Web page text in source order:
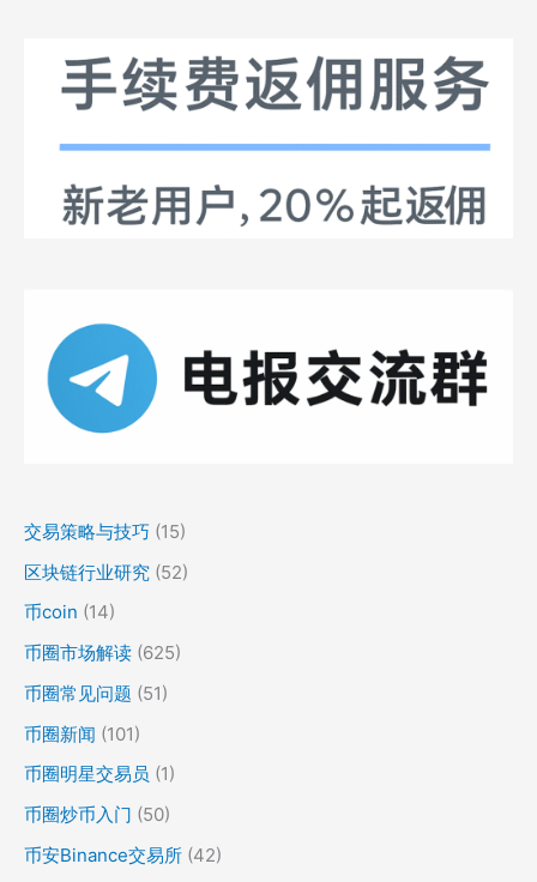
交易策略与技巧 (15)
区块链行业研究 (52)
币coin (14)
币圈市场解读 (625)
币圈常见问题 (51)
币圈新闻 (101)
币圈明星交易员 (1)
币圈炒币入门 (50)
币安Binance交易所 (42)